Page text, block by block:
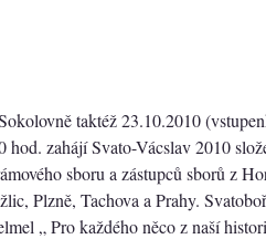
taktéž 23.10.2010
hod. zahájí Svato-Vácslav 2010
sboru a zástupců sborů z
Plzně, Tachova a Prahy.
„ Pro každého něco z naší